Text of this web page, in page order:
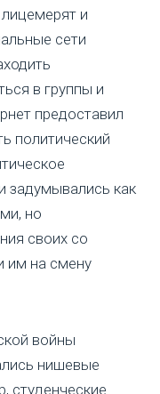
и
сети
в группы и
предоставил
политический
задумывались как
но
своих со
им на смену
войны
нишевые
студенческие